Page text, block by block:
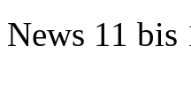
News 11 bis